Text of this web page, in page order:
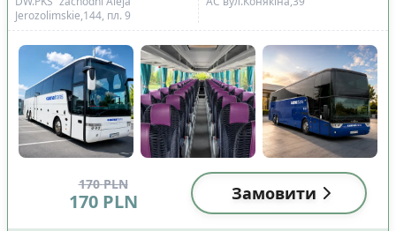
Jerozolimskie,144, пл. 9
170 PLN
170 PLN Замовити